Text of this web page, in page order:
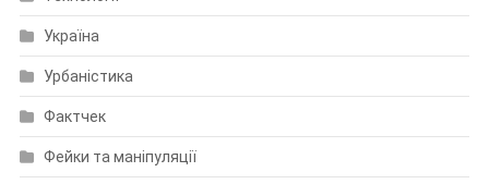
Україна
Урбаністика
Фактчек
Фейки та маніпуляції